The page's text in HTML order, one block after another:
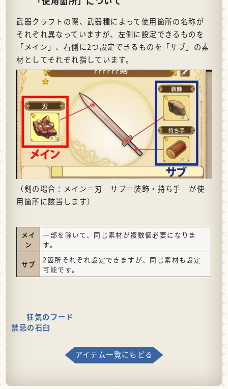
武器クラフトの際、武器種によって使用箇所の名称が
それぞれ異なっていますが、左側に設定できるものを
「メイン」、右側に2つ設定できるものを「サブ」の素
材としてそれぞれ指しています。
（剣の場合：メイン＝刃 サブ＝装飾・持ち手 が使
用箇所に該当します）
メイ
ン
一部を除いて、同じ素材が複数個必要になりま
す。
サブ
2箇所それぞれ設定できますが、同じ素材も設定
可能です。
狂気のフード
禁忌の石臼
アイテム一覧にもどる